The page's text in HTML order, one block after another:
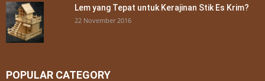
Lem yang Tepat untuk Kerajinan Stik Es Krim?
22 November 2016
POPULAR CATEGORY